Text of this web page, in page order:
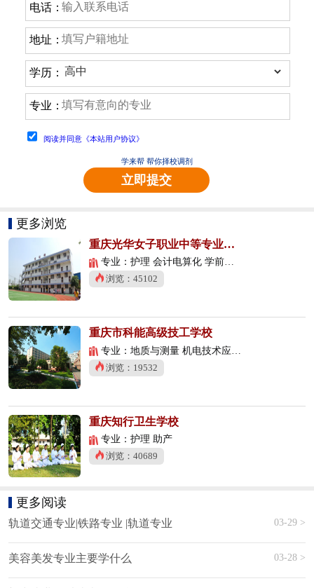
电话：
地址：
学历：
专业：
阅读并同意《本站用户协议》
学来帮 帮你择校调剂
立即提交
更多浏览
重庆光华女子职业中等专业学校
专业：护理 会计电算化 学前教育
浏览：45102
重庆市科能高级技工学校
专业：地质与测量 机电技术应用 数控技术应用
浏览：19532
重庆知行卫生学校
专业：护理 助产
浏览：40689
更多阅读
轨道交通专业|铁路专业 |轨道专业 03-29 >
美容美发专业主要学什么 03-28 >